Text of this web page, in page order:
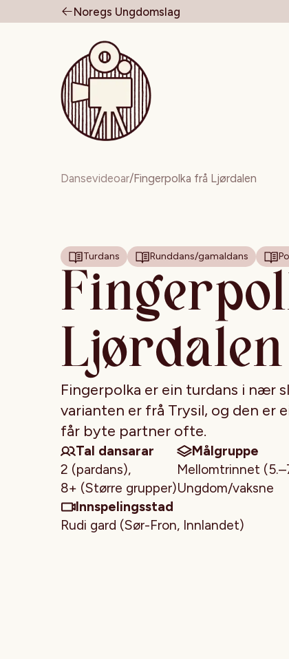
Noregs Ungdomslag
Til forsiden
Dansevideoar/Fingerpolka frå Ljørdalen
Turdans Runddans/gamaldans
Ljørdalen
Fingerpolka er ein turdans i nær
varianten er frå Trysil, og den er
får byte partner ofte.
Tal dansarar
2 (pardans),
8+ (Større grupper)
Målgruppe
Mellomtrinnet
Ungdom/vaksne
Innspelingsstad
Rudi gard (Sør-Fron, Innlandet)